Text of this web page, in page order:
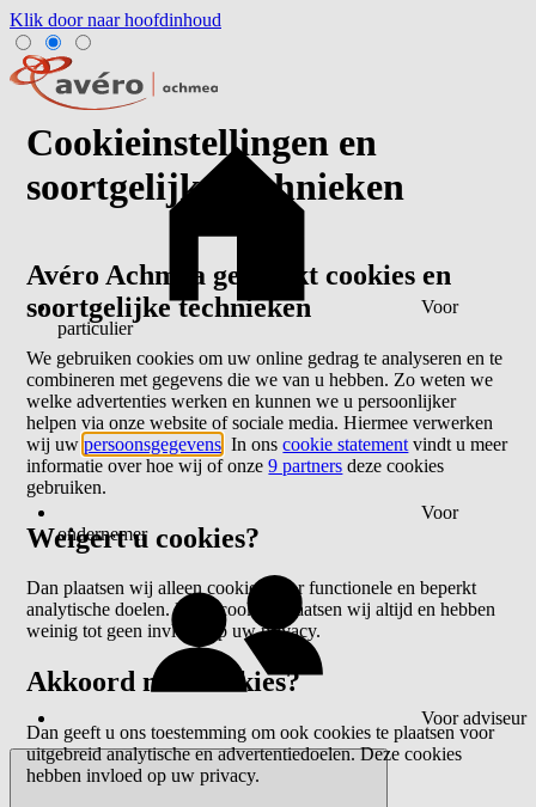
Klik door naar hoofdinhoud
Voor
particulier
Voor
ondernemer
Voor adviseur
Cookieinstellingen en
soortgelijke technieken
Avéro Achmea gebruikt cookies en
soortgelijke technieken
We gebruiken cookies om uw online gedrag te analyseren en te
combineren met gegevens die we van u hebben. Zo weten we
welke advertenties werken en kunnen we u persoonlijker
helpen via onze website of sociale media. Hiermee verwerken
wij uwpersoonsgegevens . In onscookie statement vindt u meer
informatie over hoe wij of onze9 partners deze cookies
gebruiken.
Weigert u cookies?
Dan plaatsen wij alleen cookies voor functionele en beperkt
analytische doelen. Deze cookies plaatsen wij altijd en hebben
weinig tot geen invloed op uw privacy.
Akkoord met cookies?
Dan geeft u ons toestemming om ook cookies te plaatsen voor
uitgebreid analytische en advertentiedoelen. Deze cookies
hebben invloed op uw privacy.